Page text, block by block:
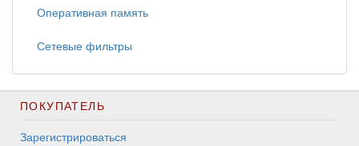
Оперативная память
Сетевые фильтры
ПОКУПАТЕЛЬ
Зарегистрироваться